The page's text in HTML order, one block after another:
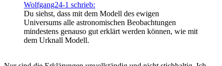
Wolfgang24-1 schrieb:
Du siehst, dass mit dem Modell des ewigen
Universums alle astronomischen Beobachtungen
mindestens genauso gut erklärt werden können, wie mit
dem Urknall Modell.